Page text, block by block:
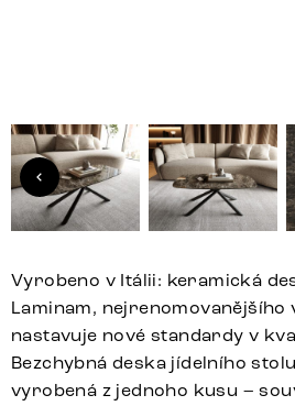
Vyrobeno v Itálii: keramická
Laminam,
nastavuje nové standardy v
Bezchybná deska jídelního
vyrobená z jednoho kusu –